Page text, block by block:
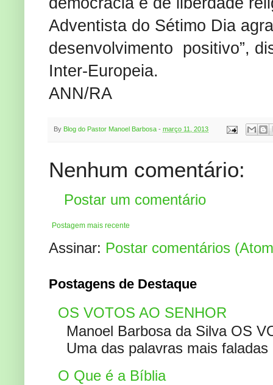
Adventista do Sétimo Dia
desenvolvimento positivo”,
Inter-Europeia.
ANN/RA
By Blog do Pastor Manoel Barbosa - março 11, 2013
Nenhum comentário:
Postar um comentário
Postagem mais recente
Assinar: Postar comentários
Postagens de Destaque
OS VOTOS AO SENHOR
Manoel Barbosa da Silva OS
Uma das palavras mais
O Que é a Bíblia